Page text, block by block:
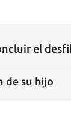
el
de su hijo